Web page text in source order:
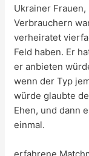
Ukrainer
Verbrauchern
verheiratet
Feld haben. Er
er anbieten
wenn der Typ
würde glaubte
Ehen, und dann
einmal.